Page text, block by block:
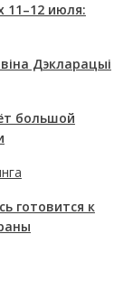
11–12 июля:
Дэкларацыі
большой
готовится к